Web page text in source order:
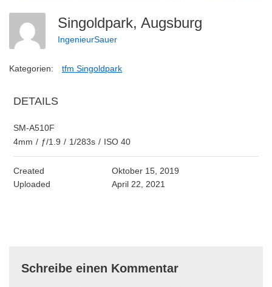
Singoldpark, Augsburg
IngenieurSauer
Kategorien: tfm Singoldpark
DETAILS
SM-A510F
4mm / ƒ/1.9 / 1/283s / ISO 40
Created
Oktober 15, 2019
Uploaded
April 22, 2021
Schreibe einen Kommentar